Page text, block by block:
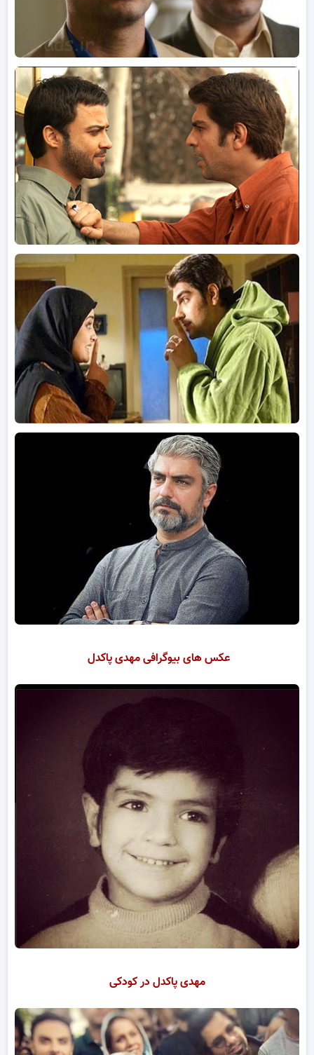
عکس های بیوگرافی مهدی پاکدل
مهدی پاکدل در کودکی